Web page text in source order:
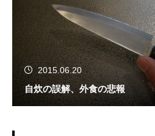
2015.06.20
自炊の誤解、外食の悲報